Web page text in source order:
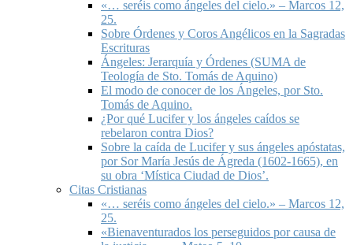
«… seréis como ángeles del cielo.» – Marcos 12,
25.
Sobre Órdenes y Coros Angélicos en la Sagradas
Escrituras
Ángeles: Jerarquía y Órdenes (SUMA de
Teología de Sto. Tomás de Aquino)
El modo de conocer de los Ángeles, por Sto.
Tomás de Aquino.
¿Por qué Lucifer y los ángeles caídos se
rebelaron contra Dios?
Sobre la caída de Lucifer y sus ángeles apóstatas,
por Sor María Jesús de Ágreda (1602-1665), en
su obra ‘Mística Ciudad de Dios’.
Citas Cristianas
«… seréis como ángeles del cielo.» – Marcos 12,
25.
«Bienaventurados los perseguidos por causa de